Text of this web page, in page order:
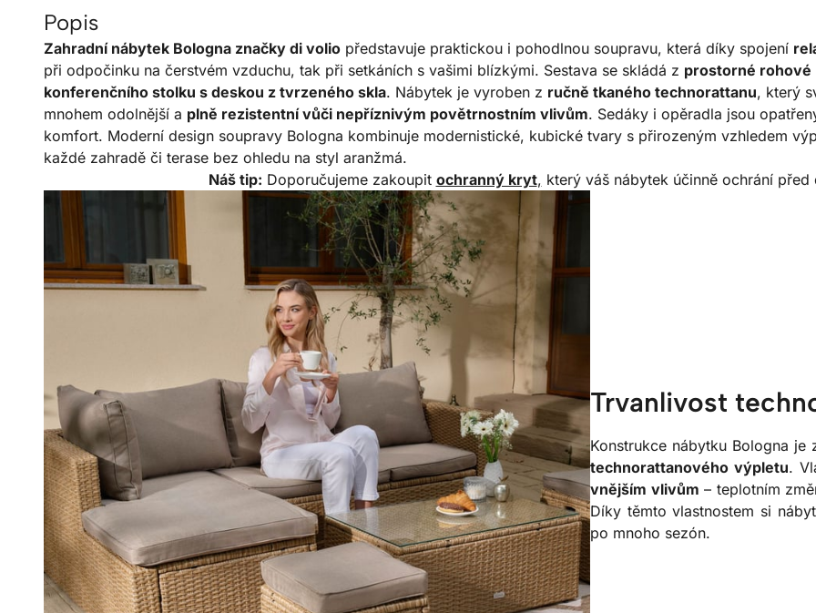
Popis
Zahradní nábytek Bologna značky di volio představuje praktickou i pohodlnou soupravu, která díky spojení
při odpočinku na čerstvém vzduchu, tak při setkáních s vašimi blízkými. Sestava se skládá z prostorné rohové
konferenčního stolku s deskou z tvrzeného skla. Nábytek je vyroben z ručně tkaného technorattanu, který
mnohem odolnější a plně rezistentní vůči nepříznivým povětrnostním vlivům. Sedáky i opěradla jsou
komfort. Moderní design soupravy Bologna kombinuje modernistické, kubické tvary s přirozeným vzhledem
každé zahradě či terase bez ohledu na styl aranžmá.
Náš tip: Doporučujeme zakoupit ochranný kryt, který váš nábytek účinně ochrání před
Trvanlivost
Konstrukce nábytku Bologna
technorattanového výpletu.
vnějším vlivům – teplotním
Díky těmto vlastnostem si
po mnoho sezón.